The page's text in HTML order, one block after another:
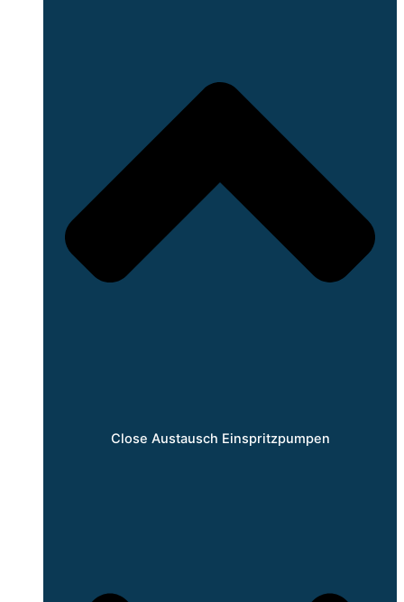
Close Austausch Einspritzpumpen